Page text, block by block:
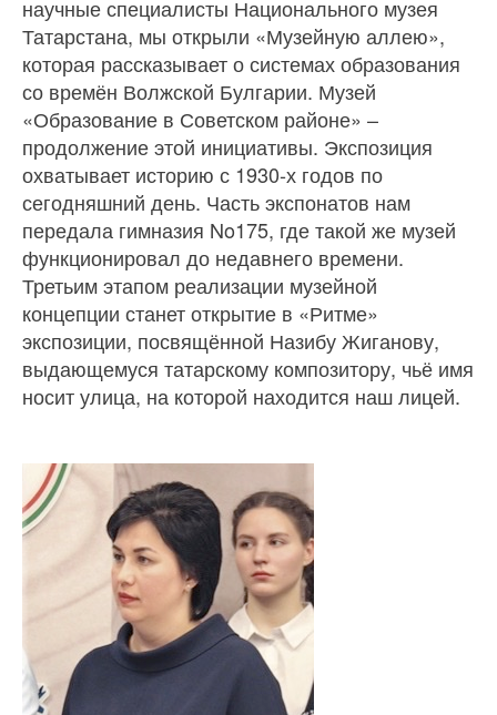
научные специалисты Национального музея
Татарстана, мы открыли «Музейную аллею»,
которая рассказывает о системах образования
со времён Волжской Булгарии. Музей
«Образование в Советском районе» –
продолжение этой инициативы. Экспозиция
охватывает историю с 1930‐х годов по
сегодняшний день. Часть экспонатов нам
передала гимназия No175, где такой же музей
функционировал до недавнего времени.
Третьим этапом реализации музейной
концепции станет открытие в «Ритме»
экспозиции, посвящённой Назибу Жиганову,
выдающемуся татарскому композитору, чьё имя
носит улица, на которой находится наш лицей.